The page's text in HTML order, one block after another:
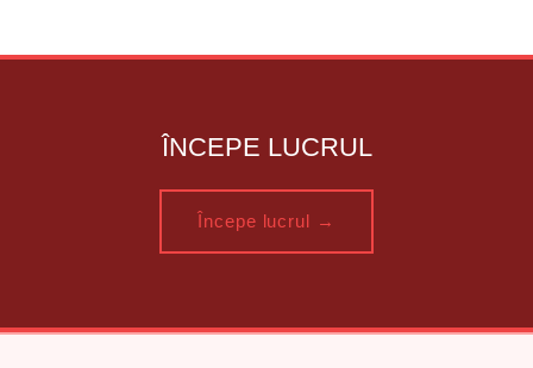
ÎNCEPE LUCRUL
Începe lucrul →